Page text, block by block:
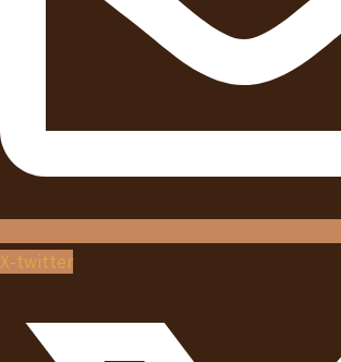
X-twitter